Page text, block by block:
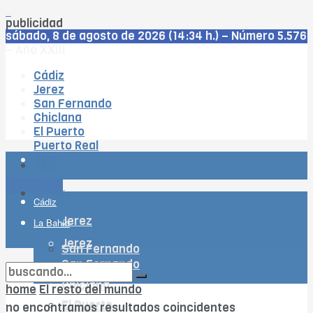
publicidad
sábado, 8 de agosto de 2026 (14:34 h.) – Número 5.576
Cádiz
Jerez
San Fernando
Chiclana
El Puerto
Puerto Real
La Bahía
Jerez
San Fernando
Chiclana
El Puerto
Cádiz
La Bahía
Jerez
San Fernando
Chiclana
El Puerto
no encontramos resultados coincidentes
home El resto del mundo